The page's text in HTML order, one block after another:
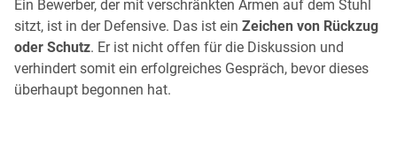
Ein Bewerber, der mit verschränkten Armen auf dem Stuhl
sitzt, ist in der Defensive. Das ist ein Zeichen von Rückzug
oder Schutz. Er ist nicht offen für die Diskussion und
verhindert somit ein erfolgreiches Gespräch, bevor dieses
überhaupt begonnen hat.